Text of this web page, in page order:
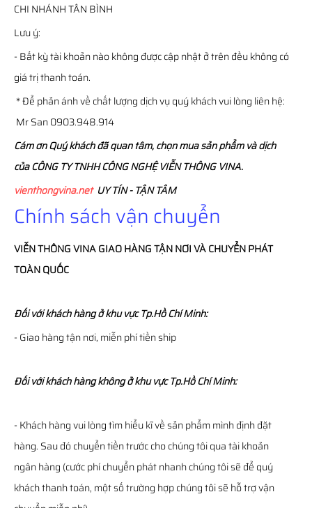
CHI NHÁNH TÂN BÌNH
Lưu ý:
- Bất kỳ tài khoản nào không được cập nhật ở trên đều không có
giá trị thanh toán.
* Để phản ánh về chất lượng dịch vụ quý khách vui lòng liên hệ:
Mr San 0903.948.914
Cám ơn Quý khách đã quan tâm, chọn mua sản phẩm và dịch
của CÔNG TY TNHH CÔNG NGHỆ VIỄN THÔNG VINA.
vienthongvina.netUY TÍN - TẬN TÂM
Chính sách vận chuyển
VIỄN THÔNGVINAGIAO HÀNG TẬN NƠI VÀ CHUYỂN PHÁT
TOÀN QUỐC
Đối với khách hàng ở khu vực Tp.Hồ Chí Minh:
- Giao hàng tận nơi, miễn phí tiền ship
Đối với khách hàng không ở khu vực Tp.Hồ Chí Minh:
- Khách hàng vui lòng tìm hiểu kĩ về sản phẩm mình định đặt
hàng. Sau đó chuyển tiền trước cho chúng tôi qua tài khoản
ngân hàng (cước phí chuyển phát nhanh chúng tôi sẽ để quý
khách thanh toán, một số trường hợp chúng tôi sẽ hỗ trợ vận